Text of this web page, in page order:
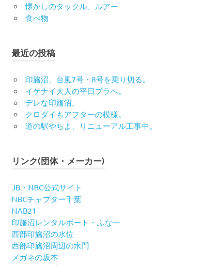
懐かしのタックル、ルアー
食べ物
最近の投稿
印旛沼、台風7号・8号を乗り切る。
イケナイ大人の平日プラへ。
デレな印旛沼。
クロダイもアフターの模様。
道の駅やちよ、リニューアル工事中。
リンク(団体・メーカー)
JB・NBC公式サイト
NBCチャプター千葉
NAB21
印旛沼レンタルボート・ふな一
西部印旛沼の水位
西部印旛沼周辺の水門
メガネの坂本